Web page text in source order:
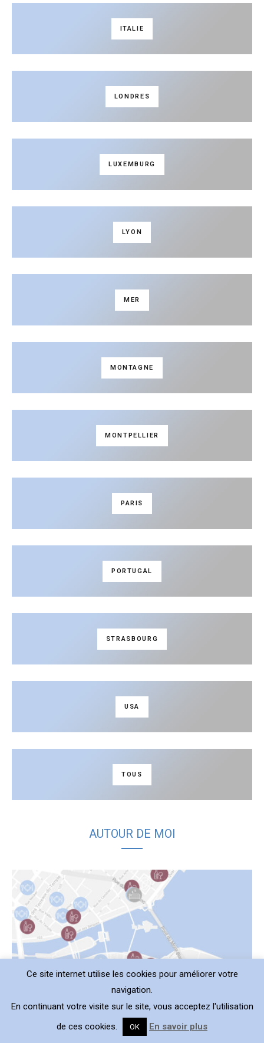
ITALIE
LONDRES
LUXEMBURG
LYON
MER
MONTAGNE
MONTPELLIER
PARIS
PORTUGAL
STRASBOURG
USA
TOUS
AUTOUR DE MOI
Ce site internet utilise les cookies pour améliorer votre
navigation.
En continuant votre visite sur le site, vous acceptez l'utilisation
de ces cookies.
OK En savoir plus